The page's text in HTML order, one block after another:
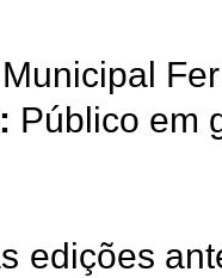
Público em
edições